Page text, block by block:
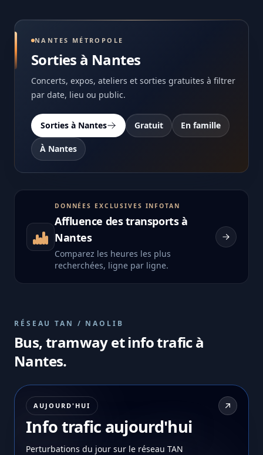
NANTES MÉTROPOLE
Sorties à Nantes
Concerts, expos, ateliers et sorties gratuites à filtrer
par date, lieu ou public.
Sorties à Nantes Gratuit En famille
À Nantes
DONNÉES EXCLUSIVES INFOTAN
Affluence des transports à
Nantes
Comparez les heures les plus
recherchées, ligne par ligne.
RÉSEAU TAN / NAOLIB
Bus, tramway et info trafic à
Nantes.
AUJOURD'HUI
Info trafic aujourd'hui
Perturbations du jour sur le réseau TAN